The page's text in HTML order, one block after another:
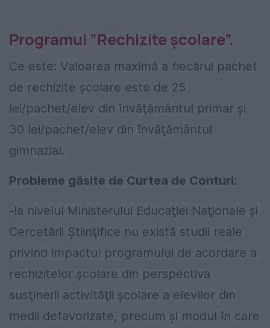
Programul ”Rechizite şcolare”.
Ce este: Valoarea maximă a fiecărui pachet
de rechizite şcolare este de 25
lei/pachet/elev din învăţământul primar şi
30 lei/pachet/elev din învăţământul
gimnazial.
Probleme găsite de Curtea de Conturi:
-la nivelul Ministerului Educaţiei Naţionale şi
Cercetării Ştiinţifice nu există studii reale
privind impactul programului de acordare a
rechizitelor şcolare din perspectiva
susţinerii activităţii şcolare a elevilor din
medii defavorizate, precum şi modul în care